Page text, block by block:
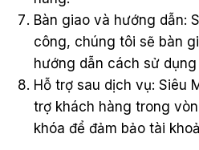
Bàn giao và hướng dẫn:
công, chúng tôi sẽ bàn
hướng dẫn cách sử dụng
Hỗ trợ sau dịch vụ: Siêu
trợ khách hàng trong
khóa để đảm bảo tài